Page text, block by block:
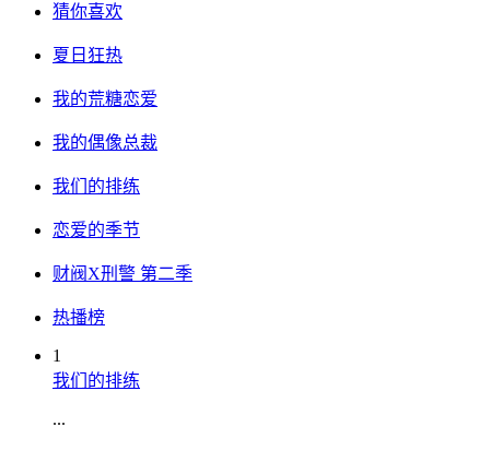
猜你喜欢
夏日狂热
我的荒糖恋爱
我的偶像总裁
我们的排练
恋爱的季节
财阀X刑警 第二季
热播榜
1
我们的排练
...